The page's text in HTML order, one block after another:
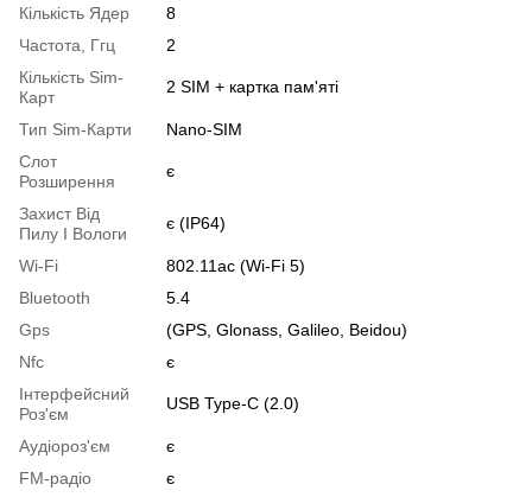
Кількість Ядер
8
Частота, Ггц
2
Кількість Sim-
Карт
2 SIM + картка пам'яті
Тип Sim-Карти
Nano-SIM
Слот
Розширення
є
Захист Від
Пилу І Вологи
є (IP64)
Wi-Fi
802.11ac (Wi-Fi 5)
Bluetooth
5.4
Gps
(GPS, Glonass, Galileo, Beidou)
Nfc
є
Інтерфейсний
Роз'єм
USB Type-C (2.0)
Аудіороз'єм
є
FM-радіо
є